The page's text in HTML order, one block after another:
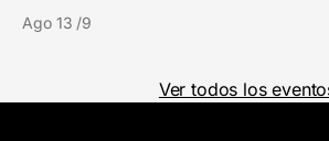
Ago 13 /9
Ver todos los